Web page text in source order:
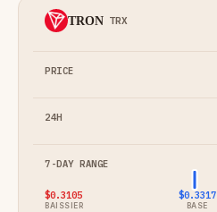
TRON TRX
$0.3105
BAISSIER
$0.3317
BASE